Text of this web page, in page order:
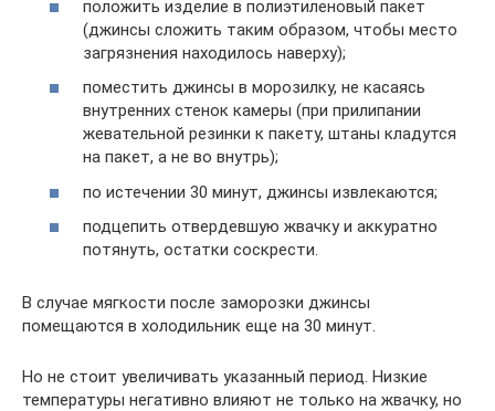
положить изделие в полиэтиленовый пакет
(джинсы сложить таким образом, чтобы место
загрязнения находилось наверху);
поместить джинсы в морозилку, не касаясь
внутренних стенок камеры (при прилипании
жевательной резинки к пакету, штаны кладутся
на пакет, а не во внутрь);
по истечении 30 минут, джинсы извлекаются;
подцепить отвердевшую жвачку и аккуратно
потянуть, остатки соскрести.
В случае мягкости после заморозки джинсы
помещаются в холодильник еще на 30 минут.
Но не стоит увеличивать указанный период. Низкие
температуры негативно влияют не только на жвачку, но